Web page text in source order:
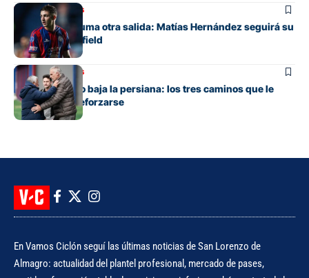
Mercado de pases
San Lorenzo suma otra salida: Matías Hernández seguirá su
carrera en Banfield
Mercado de pases
San Lorenzo no baja la persiana: los tres caminos que le
quedan para reforzarse
En Vamos Ciclón seguí las últimas noticias de San Lorenzo de
Almagro: actualidad del plantel profesional, mercado de pases,